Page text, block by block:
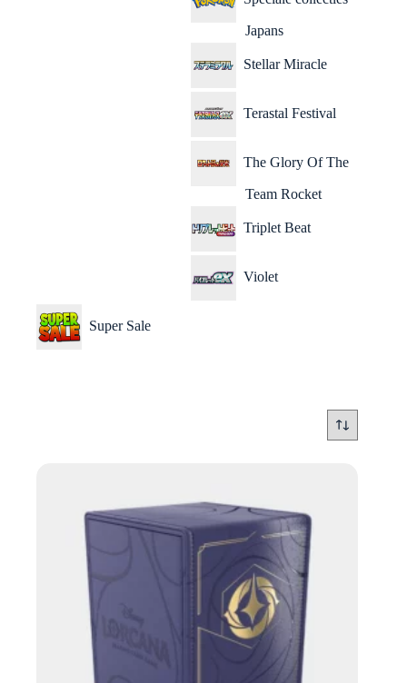
Japans
Stellar Miracle
Terastal Festival
The Glory Of The
Team Rocket
Triplet Beat
Violet
Super Sale